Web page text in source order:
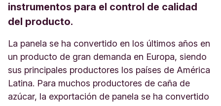
instrumentos para el control de calidad
del producto.
La panela se ha convertido en los últimos años en
un producto de gran demanda en Europa, siendo
sus principales productores los países de América
Latina. Para muchos productores de caña de
azúcar, la exportación de panela se ha convertido